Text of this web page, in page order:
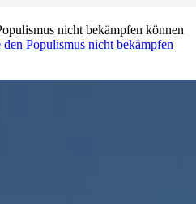
nicht bekämpfen können
Populismus nicht bekämpfen